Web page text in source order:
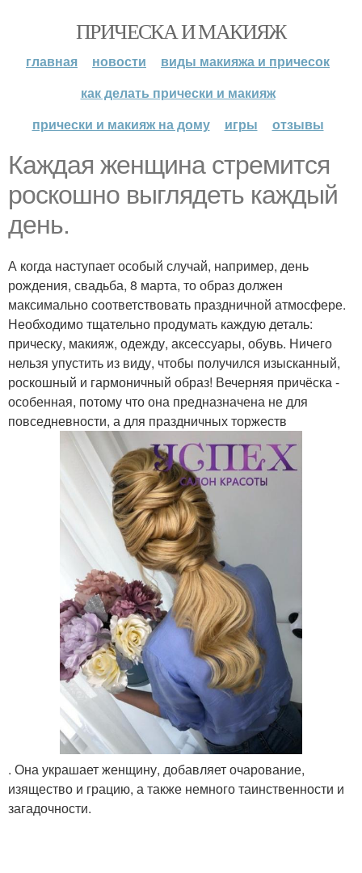
ПРИЧЕСКА И МАКИЯЖ
главная новости
виды макияжа и причесок
как делать прически и макияж
прически и макияж на дому
игры отзывы
Каждая женщина стремится
роскошно выглядеть каждый
день.
А когда наступает особый случай, например, день
рождения, свадьба, 8 марта, то образ должен
максимально соответствовать праздничной атмосфере.
Необходимо тщательно продумать каждую деталь:
прическу, макияж, одежду, аксессуары, обувь. Ничего
нельзя упустить из виду, чтобы получился изысканный,
роскошный и гармоничный образ! Вечерняя причёска -
особенная, потому что она предназначена не для
повседневности, а для праздничных торжеств
. Она украшает женщину, добавляет очарование,
изящество и грацию, а также немного таинственности и
загадочности.